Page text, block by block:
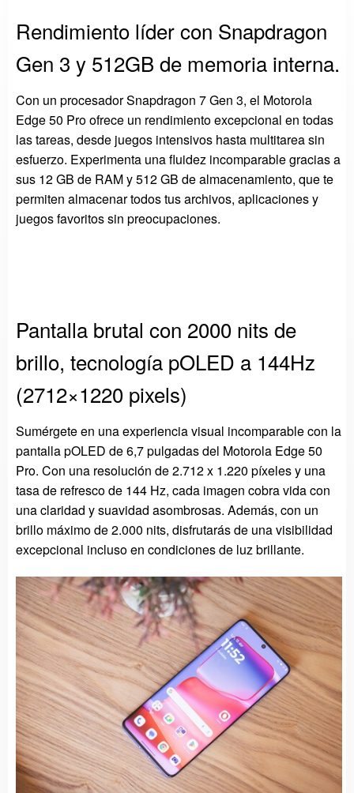
Rendimiento líder con Snapdragon
Gen 3 y 512GB de memoria interna.
Con un procesador Snapdragon 7 Gen 3, el Motorola
Edge 50 Pro ofrece un rendimiento excepcional en todas
las tareas, desde juegos intensivos hasta multitarea sin
esfuerzo. Experimenta una fluidez incomparable gracias a
sus 12 GB de RAM y 512 GB de almacenamiento, que te
permiten almacenar todos tus archivos, aplicaciones y
juegos favoritos sin preocupaciones.
Pantalla brutal con 2000 nits de
brillo, tecnología pOLED a 144Hz
(2712×1220 pixels)
Sumérgete en una experiencia visual incomparable con la
pantalla pOLED de 6,7 pulgadas del Motorola Edge 50
Pro. Con una resolución de 2.712 x 1.220 píxeles y una
tasa de refresco de 144 Hz, cada imagen cobra vida con
una claridad y suavidad asombrosas. Además, con un
brillo máximo de 2.000 nits, disfrutarás de una visibilidad
excepcional incluso en condiciones de luz brillante.